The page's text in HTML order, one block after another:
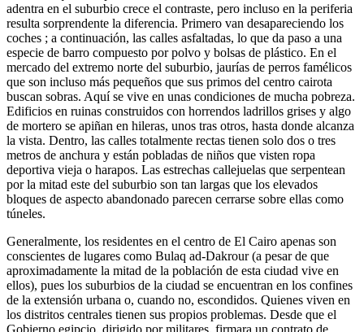
adentra en el suburbio crece el contraste, pero incluso en la periferia
resulta sorprendente la diferencia. Primero van desapareciendo los
coches ; a continuación, las calles asfaltadas, lo que da paso a una
especie de barro compuesto por polvo y bolsas de plástico. En el
mercado del extremo norte del suburbio, jaurías de perros famélicos
que son incluso más pequeños que sus primos del centro cairota
buscan sobras. Aquí se vive en unas condiciones de mucha pobreza.
Edificios en ruinas construidos con horrendos ladrillos grises y algo
de mortero se apiñan en hileras, unos tras otros, hasta donde alcanza
la vista. Dentro, las calles totalmente rectas tienen solo dos o tres
metros de anchura y están pobladas de niños que visten ropa
deportiva vieja o harapos. Las estrechas callejuelas que serpentean
por la mitad este del suburbio son tan largas que los elevados
bloques de aspecto abandonado parecen cerrarse sobre ellas como
túneles.
Generalmente, los residentes en el centro de El Cairo apenas son
conscientes de lugares como Bulaq ad-Dakrour (a pesar de que
aproximadamente la mitad de la población de esta ciudad vive en
ellos), pues los suburbios de la ciudad se encuentran en los confines
de la extensión urbana o, cuando no, escondidos. Quienes viven en
los distritos centrales tienen sus propios problemas. Desde que el
Gobierno egipcio, dirigido por militares, firmara un contrato de